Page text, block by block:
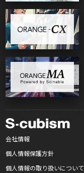
会社情報
個人情報保護方針
個人情報の取り扱いについて